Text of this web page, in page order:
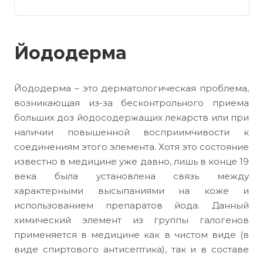
Йододерма
Йододерма – это дерматологическая проблема,
возникающая из-за бесконтрольного приема
больших доз йодосодержащих лекарств или при
наличии повышенной восприимчивости к
соединениям этого элемента. Хотя это состояние
известно в медицине уже давно, лишь в конце 19
века была установлена связь между
характерными высыпаниями на коже и
использованием препаратов йода. Данный
химический элемент из группы галогенов
применяется в медицине как в чистом виде (в
виде спиртового антисептика), так и в составе